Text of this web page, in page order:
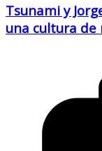
Tsunami y
una cultura de